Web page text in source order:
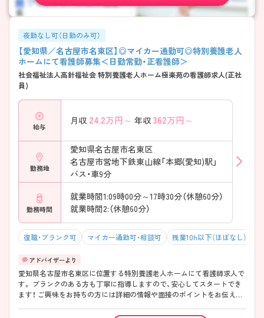
夜勤なし可（日勤のみ可）
【愛知県／名古屋市名東区】◎マイカー通勤可◎特別養護老人
ホームにて看護師募集＜日勤常勤・正看護師＞
社会福祉法人高針福祉会 特別養護老人ホーム極楽苑の看護師求人(正社
員)
給与
月収 24.2万円～ 年収 362万円～
勤務地
愛知県名古屋市名東区
名古屋市営地下鉄東山線「本郷(愛知)駅」
バス・車9分
勤務時間
就業時間1:09時00分～17時30分（休憩60分）
就業時間2:（休憩60分）
復職・ブランク可 マイカー通勤可・相談可 残業10h以下（ほぼなし）
愛知県名古屋市名東区に位置する特別養護老人ホームにて看護師求人で
す。 ブランクのある方も丁寧に指導しますので、安心してスタートでき
ます！ ご興味をお持ちの方には詳細の情報や面接のポイントをお伝えし